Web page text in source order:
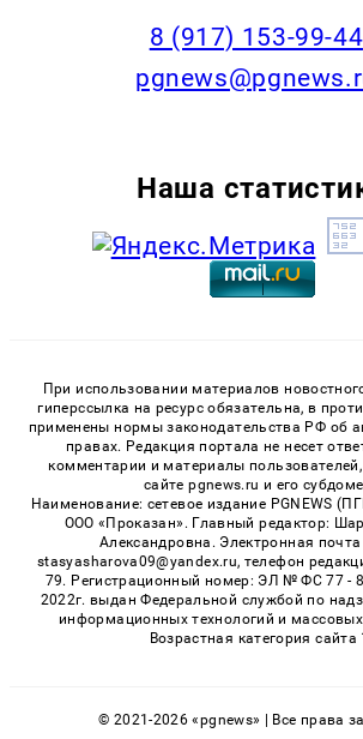
‭8 (917) 153-99-44
Наша
При использовании материалов
гиперссылка на ресурс обязательна, в
применены нормы законодательства РФ об
правах. Редакция портала не несет
комментарии и материалы
сайте pgnews.ru и его
Наименование: сетевое издание PGNEWS
ООО «Проказан». Главный редактор:
Александровна. Электронная
stasyasharova09@yandex.ru, телефон
79. Регистрационный номер: ЭЛ № ФС 77 -
2022г. выдан Федеральной службой по
информационных технологий и
Возрастная категория сайта
© 2021-2026 «pgnews» | Все права